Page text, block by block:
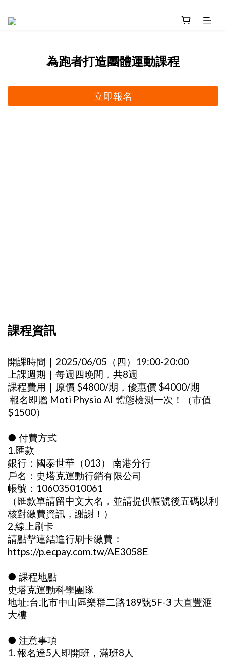
為跑者打造團體運動課程
立即報名
課程資訊
開課時間｜2025/06/05（四）19:00-20:00
上課週期｜每週四晚間，共8週
課程費用｜原價 $4800/期，優惠價 $4000/期
報名即贈 Moti Physio AI 體態檢測一次！（市值
$1500）
● 付費方式
1.匯款
銀行：國泰世華（013） 南港分行
戶名：史塔克運動行銷有限公司
帳號：106035010061
（匯款單請留中文大名，並請提供帳號後五碼以利
核對繳費資訊，謝謝！）
2.線上刷卡
請點擊連結進行刷卡繳費：
https://p.ecpay.com.tw/AE3058E
● 課程地點
​史塔克運動科學團隊
地址:台北市中山區樂群二路189號5F-3 大直豐滙
大樓
● 注意事項
1. 報名達5人即開班，滿班8人